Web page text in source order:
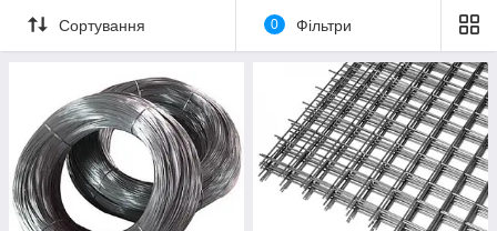
Сортування 0 Фільтри